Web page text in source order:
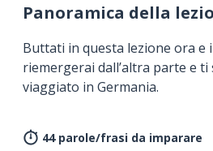
Panoramica della
Buttati in questa lezione ora e
riemergerai dall’altra parte e
viaggiato in Germania.
44 parole/frasi da imparare